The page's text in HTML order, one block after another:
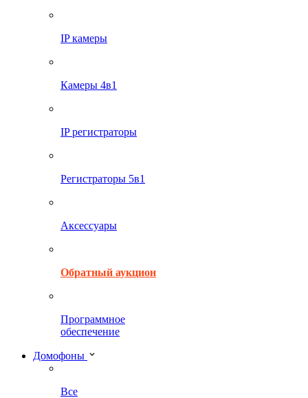
IP камеры
Камеры 4в1
IP регистраторы
Регистраторы 5в1
Аксессуары
Обратный аукцион
Программное
обеспечение
Домофоны
Все